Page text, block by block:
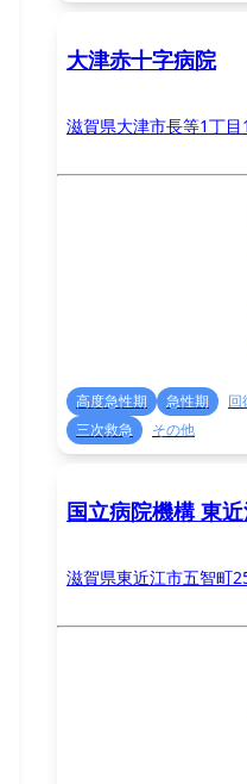
大津赤十字病院
滋賀県大津市長等1丁
高度急性期 急性期 回
三次救急
その他
国立病院機構 東
滋賀県東近江市五智町